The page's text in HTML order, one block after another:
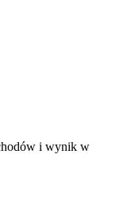
i wynik w